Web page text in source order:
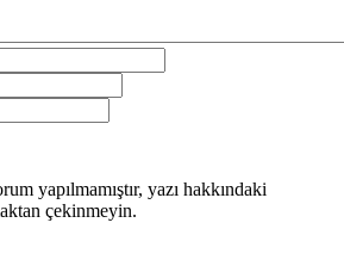
yapılmamıştır, yazı hakkındaki
çekinmeyin.